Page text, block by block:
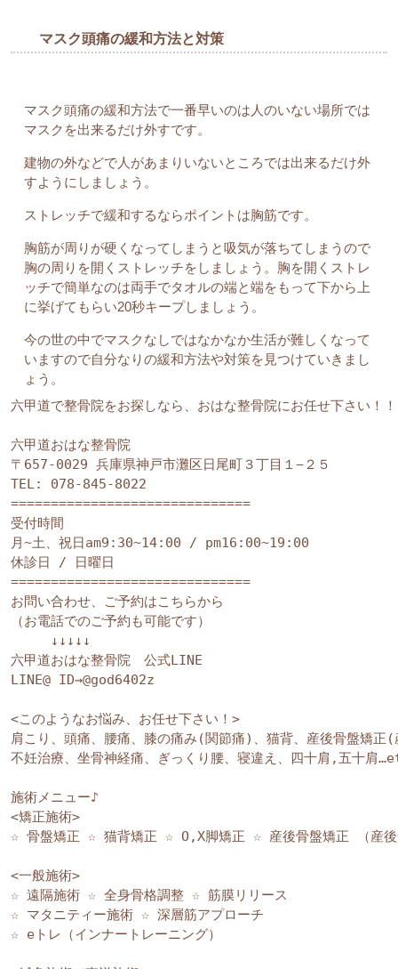
マスク頭痛の緩和方法と対策
マスク頭痛の緩和方法で一番早いのは人のいない場所では
マスクを出来るだけ外すです。
建物の外などで人があまりいないところでは出来るだけ外
すようにしましょう。
ストレッチで緩和するならポイントは胸筋です。
胸筋が周りが硬くなってしまうと吸気が落ちてしまうので
胸の周りを開くストレッチをしましょう。胸を開くストレ
ッチで簡単なのは両手でタオルの端と端をもって下から上
に挙げてもらい20秒キープしましょう。
今の世の中でマスクなしではなかなか生活が難しくなって
いますので自分なりの緩和方法や対策を見つけていきまし
ょう。
六甲道で整骨院をお探しなら、おはな整骨院にお任せ下さい！！
六甲道おはな整骨院
〒657-0029 兵庫県神戸市灘区日尾町３丁目１−２５
TEL: 078-845-8022
==============================
受付時間
月~土、祝日am9:30~14:00 / pm16:00~19:00
休診日 / 日曜日
==============================
お問い合わせ、ご予約はこちらから
（お電話でのご予約も可能です）
↓↓↓↓↓
六甲道おはな整骨院　公式LINE
LINE@ ID→@god6402z
<このようなお悩み、お任せ下さい！>
肩こり、頭痛、腰痛、膝の痛み(関節痛)、猫背、産後骨盤矯正
不妊治療、坐骨神経痛、ぎっくり腰、寝違え、四十肩,五十肩
施術メニュー♪
<矯正施術>
☆ 骨盤矯正 ☆ 猫背矯正 ☆ O,X脚矯正 ☆ 産後骨盤矯正 （産後
<一般施術>
☆ 遠隔施術 ☆ 全身骨格調整 ☆ 筋膜リリース
☆ マタニティー施術 ☆ 深層筋アプローチ
☆ eトレ（インナートレーニング）